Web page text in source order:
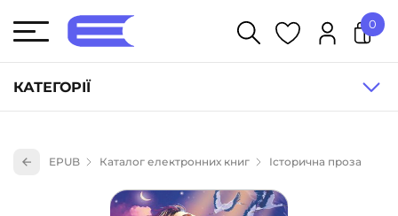
КАТЕГОРІЇ
Книги для дітей (836)
Книги для підлітків (240)
0
EPUB Каталог електронних книг Історична проза